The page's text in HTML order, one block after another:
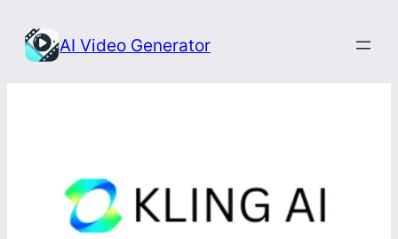
treści
AI Video Generator